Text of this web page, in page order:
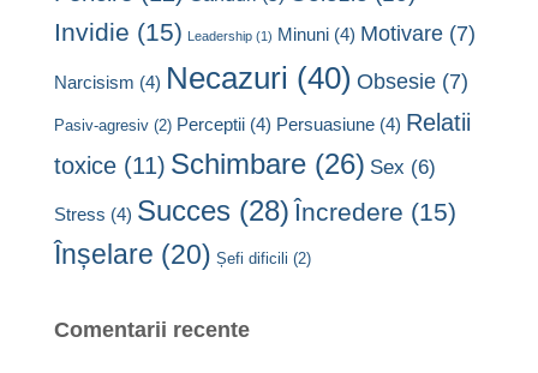
Invidie (15) Leadership (1) Minuni (4) Motivare (7)
Narcisism (4) Necazuri (40) Obsesie (7)
Pasiv-agresiv (2) Perceptii (4) Persuasiune (4) Relatii
toxice (11) Schimbare (26) Sex (6)
Stress (4) Succes (28) Încredere (15)
Înșelare (20) Șefi dificili (2)
Comentarii recente